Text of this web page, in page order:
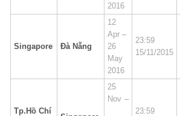
2016
Singapore Đà Nẵng
12
Apr –
26
May
2016
23:59
15/11/2015
Tp.Hồ Chí
25
Nov –
23:59